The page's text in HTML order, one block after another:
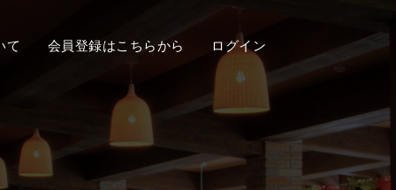
て 会員登録はこちらから ログイン